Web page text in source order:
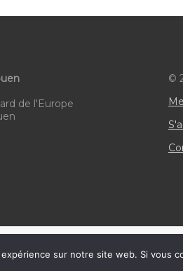
de l'Europe
©
sur notre site web. Si